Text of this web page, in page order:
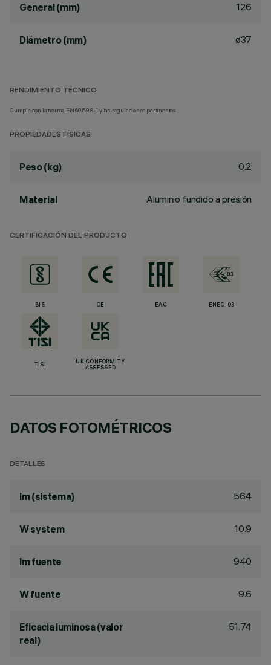
General (mm) 126
Diámetro (mm) ø37
RENDIMIENTO TÉCNICO
Cumple con la norma EN60598-1 y las regulaciones pertinentes.
PROPIEDADES FÍSICAS
Peso (kg) 0.2
Material Aluminio fundido a presión
CERTIFICACIÓN DEL PRODUCTO
BIS CE EAC ENEC-03
TISI
UK CONFORMITY
ASSESSED
DATOS FOTOMÉTRICOS
DETALLES
lm (sistema) 564
W system 10.9
lm fuente 940
W fuente 9.6
Eficacia luminosa (valor
real)
51.74